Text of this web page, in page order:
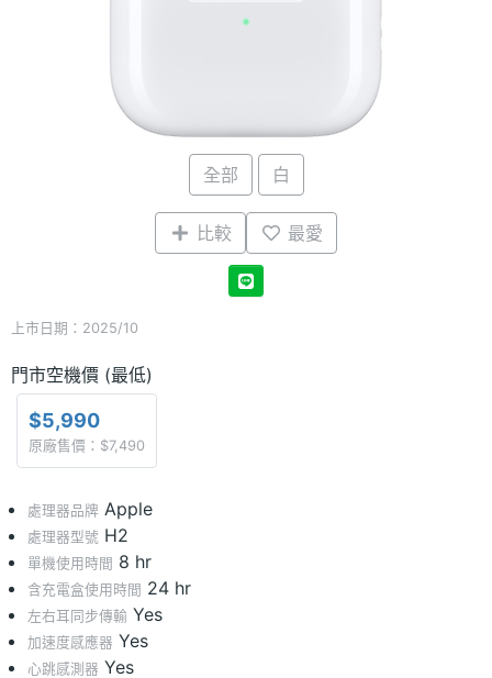
全部 白
比較 最愛
上市日期：2025/10
門市空機價 (最低)
$5,990
原廠售價：$7,490
處理器品牌 Apple
處理器型號 H2
單機使用時間 8 hr
含充電盒使用時間 24 hr
左右耳同步傳輸 Yes
加速度感應器 Yes
心跳感測器 Yes